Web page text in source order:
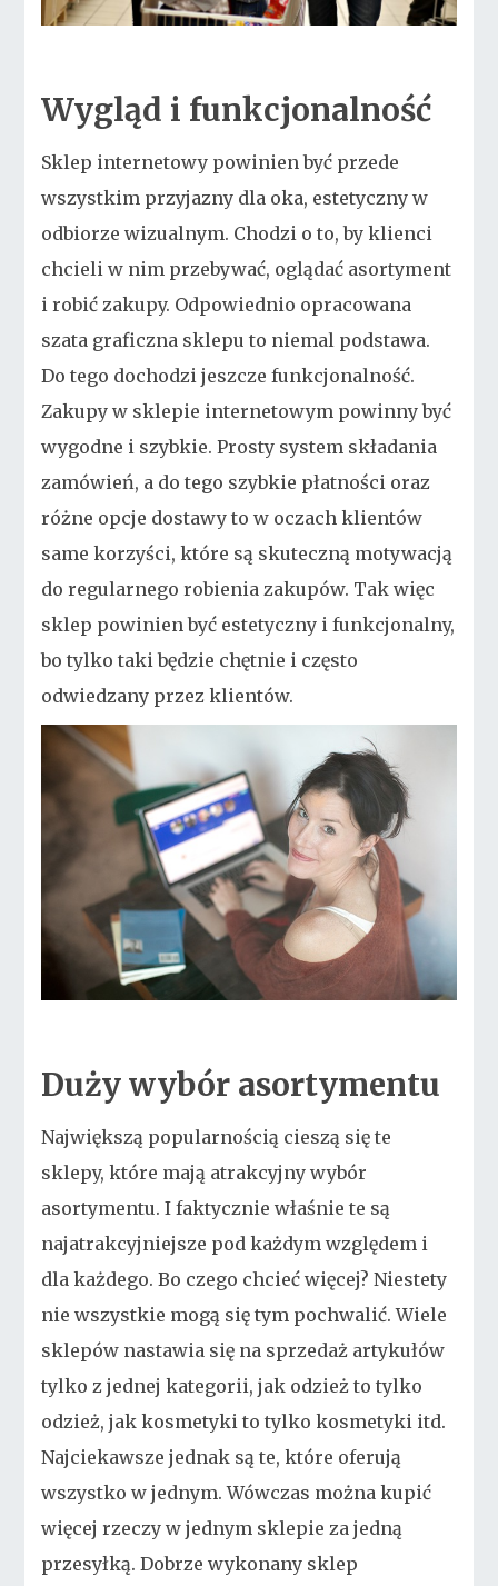
Wygląd i funkcjonalność
Sklep internetowy powinien być przede
wszystkim przyjazny dla oka, estetyczny w
odbiorze wizualnym. Chodzi o to, by klienci
chcieli w nim przebywać, oglądać asortyment
i robić zakupy. Odpowiednio opracowana
szata graficzna sklepu to niemal podstawa.
Do tego dochodzi jeszcze funkcjonalność.
Zakupy w sklepie internetowym powinny być
wygodne i szybkie. Prosty system składania
zamówień, a do tego szybkie płatności oraz
różne opcje dostawy to w oczach klientów
same korzyści, które są skuteczną motywacją
do regularnego robienia zakupów. Tak więc
sklep powinien być estetyczny i funkcjonalny,
bo tylko taki będzie chętnie i często
odwiedzany przez klientów.
Duży wybór asortymentu
Największą popularnością cieszą się te
sklepy, które mają atrakcyjny wybór
asortymentu. I faktycznie właśnie te są
najatrakcyjniejsze pod każdym względem i
dla każdego. Bo czego chcieć więcej? Niestety
nie wszystkie mogą się tym pochwalić. Wiele
sklepów nastawia się na sprzedaż artykułów
tylko z jednej kategorii, jak odzież to tylko
odzież, jak kosmetyki to tylko kosmetyki itd.
Najciekawsze jednak są te, które oferują
wszystko w jednym. Wówczas można kupić
więcej rzeczy w jednym sklepie za jedną
przesyłką. Dobrze wykonany sklep